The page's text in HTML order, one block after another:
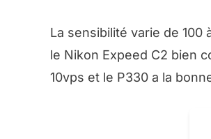
La sensibilité varie de 100
le Nikon Expeed C2 bien
10vps et le P330 a la